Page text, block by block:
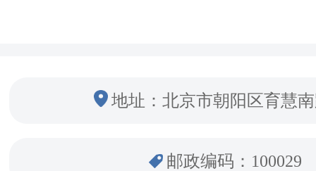
地址：北京市朝阳区育慧
邮政编码：100029